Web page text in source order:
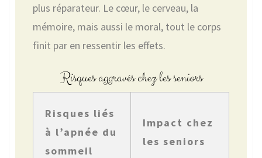
plus réparateur. Le cœur, le cerveau, la
mémoire, mais aussi le moral, tout le corps
finit par en ressentir les effets.
Risques aggravés chez les seniors
Risques liés
à l’apnée du
sommeil
Impact chez
les seniors